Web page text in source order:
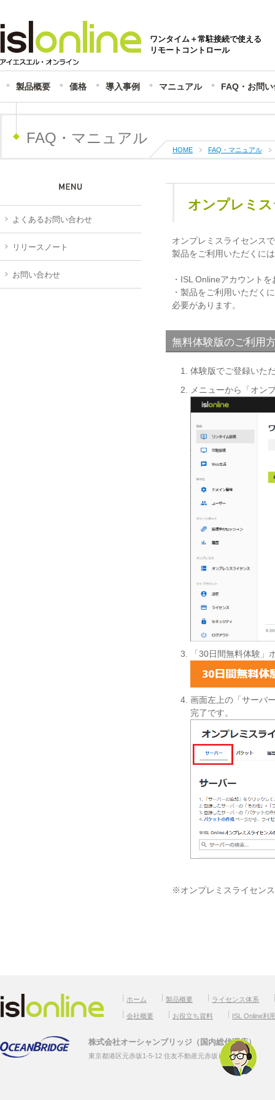
ワンタイム＋常駐接続で使える
リモートコントロール
製品概要 価格 導入事例 マニュアル FAQ・お問
FAQ・マニュアル
HOME FAQ・マニュアル
よくあるお問い合わせ
リリースノート
お問い合わせ
オンプレミ
オンプレミスライセンス
製品をご利用いただくに
・ISL Onlineアカウント
・製品をご利用いただく
必要があります。
無料体験版のご利用
体験版でご登録いた
メニューから「オン
「30日間無料体験」
画面左上の「サーバ
完了です。
※オンプレミスライセン
ホーム 製品概要 ライセンス体系
会社概要 お役立ち資料 ISL Online利
株式会社オーシャンブリッジ（国内総代理店）
東京都港区元赤坂1-5-12 住友不動産元赤坂ビル7F